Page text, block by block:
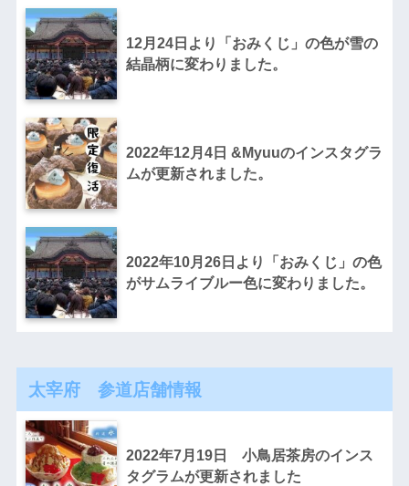
12月24日より「おみくじ」の色が雪の
結晶柄に変わりました。
2022年12月4日 &Myuuのインスタグラ
ムが更新されました。
2022年10月26日より「おみくじ」の色
がサムライブルー色に変わりました。
太宰府 参道店舗情報
2022年7月19日 小鳥居茶房のインス
タグラムが更新されました